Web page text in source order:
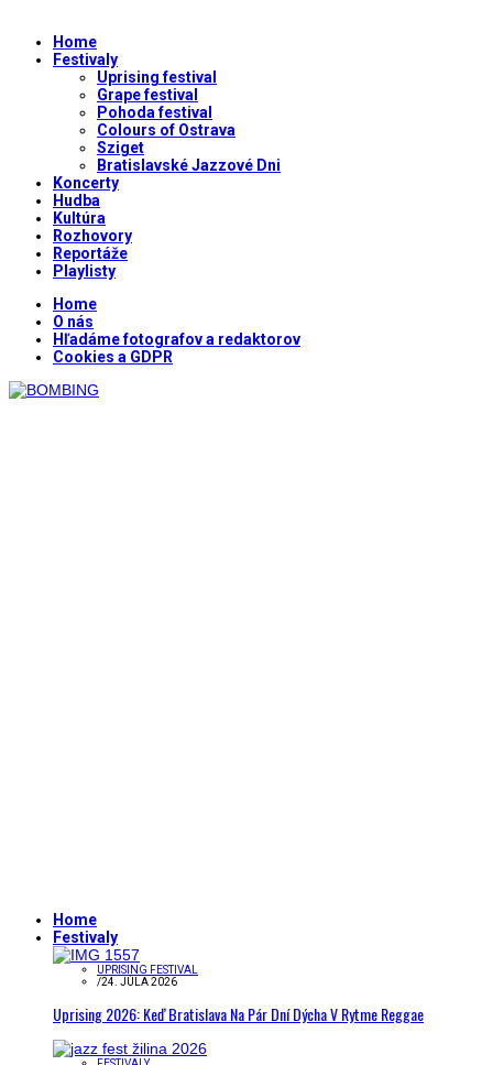
Home
Festivaly
Uprising festival
Grape festival
Pohoda festival
Colours of Ostrava
Sziget
Bratislavské Jazzové Dni
Koncerty
Hudba
Kultúra
Rozhovory
Reportáže
Playlisty
Home
O nás
Hľadáme fotografov a redaktorov
Cookies a GDPR
Home
Festivaly
UPRISING FESTIVAL
/24. JÚLA 2026
Uprising 2026: Keď Bratislava Na Pár Dní Dýcha V Rytme Reggae